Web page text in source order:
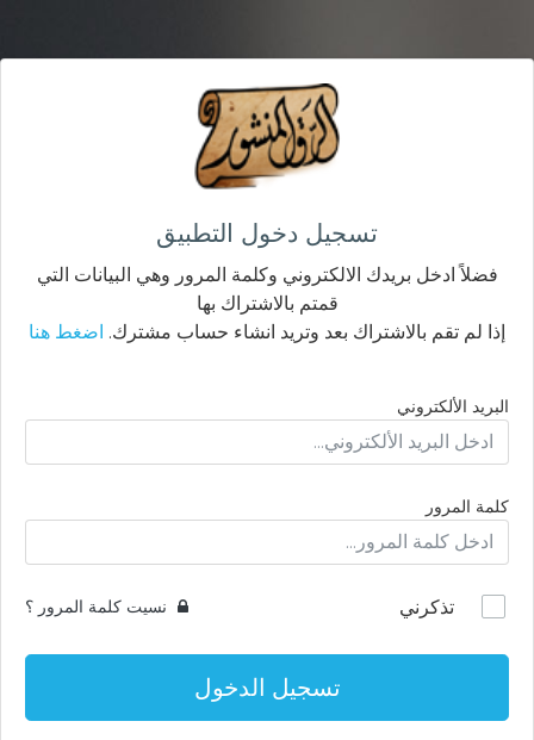
تسجيل دخول التطبيق
فضلاً ادخل بريدك الالكتروني وكلمة المرور وهي البيانات التي
قمتم بالاشتراك بها
إذا لم تقم بالاشتراك بعد وتريد انشاء حساب مشترك. اضغط هنا
البريد الألكتروني
كلمة المرور
تذكرني نسيت كلمة المرور ؟
تسجيل الدخول